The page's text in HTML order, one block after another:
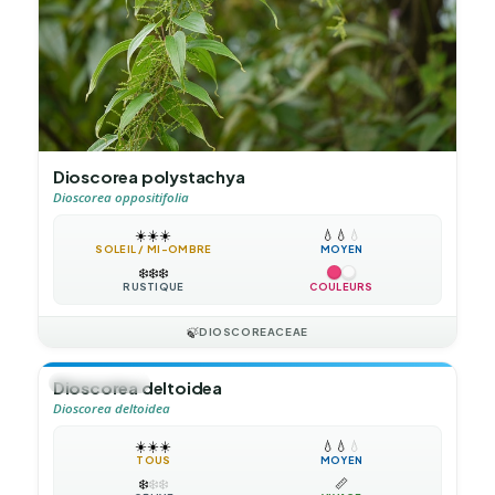
Dioscorea polystachya
Dioscorea oppositifolia
☀️☀️☀️
SOLEIL / MI-OMBRE
💧 💧 💧
MOYEN
❄️❄️❄️
RUSTIQUE COULEURS
🍃DIOSCOREACEAE
🍃GRIMPANTE
Dioscorea deltoidea
Dioscorea deltoidea
☀️☀️☀️
TOUS
💧 💧 💧
MOYEN
❄️❄️❄️ 📏